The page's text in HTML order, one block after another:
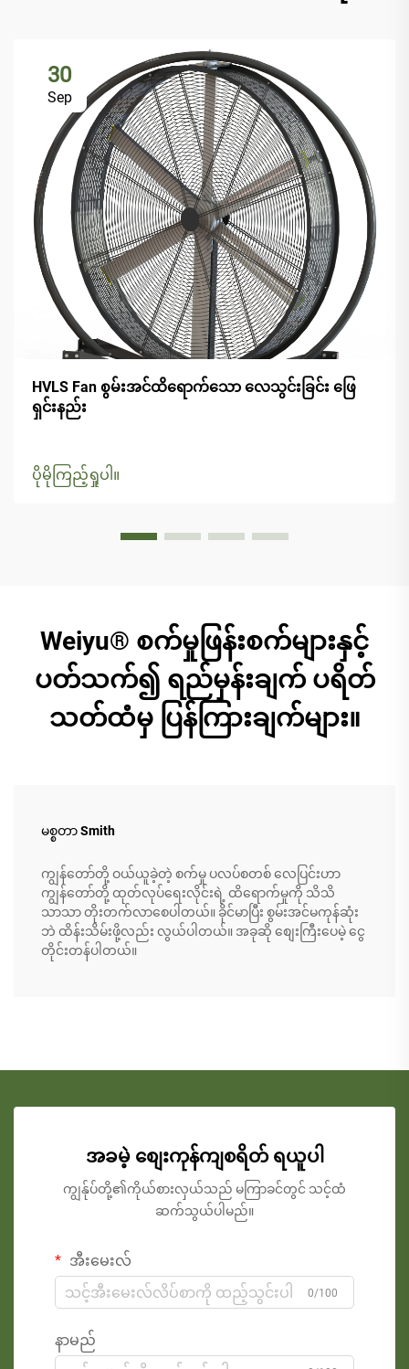
30
Sep
HVLS Fan စွမ်းအင်ထိရောက်သော လေသွင်းခြင်း ဖြေ
ရှင်းနည်း
ပိုမိုကြည့်ရှုပါ။
Weiyu® စက်မှုဖြန်းစက်များနှင့်
ပတ်သက်၍ ရည်မှန်းချက် ပရိတ်
သတ်ထံမှ ပြန်ကြားချက်များ။
မစ္စတာ Smith
ကျွန်တော်တို့ ဝယ်ယူခဲ့တဲ့ စက်မှု ပလပ်စတစ် လေပြင်းဟာ
ကျွန်တော်တို့ ထုတ်လုပ်ရေးလိုင်းရဲ့ ထိရောက်မှုကို သိသိ
သာသာ တိုးတက်လာစေပါတယ်။ ခိုင်မာပြီး စွမ်းအင်မကုန်ဆုံး
ဘဲ ထိန်းသိမ်းဖို့လည်း လွယ်ပါတယ်။ အခုဆို စျေးကြီးပေမဲ့ ငွေ
တိုင်းတန်ပါတယ်။
အခမဲ့ စျေးကုန်ကျစရိတ် ရယူပါ
ကျွန်ုပ်တို့၏ကိုယ်စားလှယ်သည် မကြာခင်တွင် သင့်ထံ
ဆက်သွယ်ပါမည်။
အီးမေးလ်
0/100
နာမည်